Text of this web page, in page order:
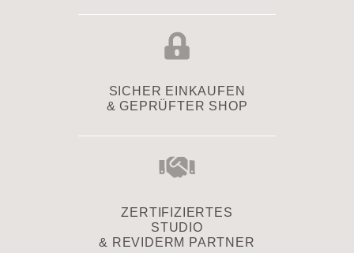
SICHER EINKAUFEN
& GEPRÜFTER SHOP
ZERTIFIZIERTES
STUDIO
& REVIDERM PARTNER